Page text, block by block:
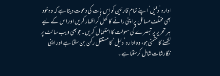
ادارہ ’دلیل‘ اپنے تمام قارئین کو اس بات کی دعوت دیتا ہے کہ وہ خود
بھی مختلف مسائل پر اپنی رائے کا کھل کر اظہار کریں اور اس کے لیے
ہر تحریر پر تبصرے کی سہولت کا استعمال کریں۔ جو بھی ویب سائٹ پر
لکھنے کا متمنی ہو، وہ ادارہ ’دلیل‘ کا مستقل رکن بن سکتا ہے اور اپنی
نگارشات شامل کرسکتا ہے۔